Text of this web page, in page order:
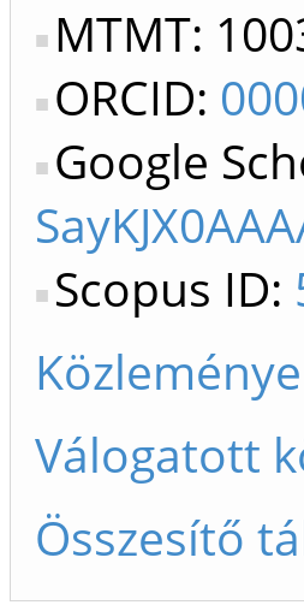
MTMT:
ORCID:
Google
Scopus ID:
Válogatott
Összesítő